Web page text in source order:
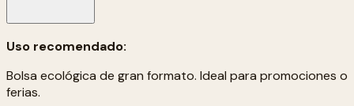
Uso recomendado:
Bolsa ecológica de gran formato. Ideal para promociones o
ferias.